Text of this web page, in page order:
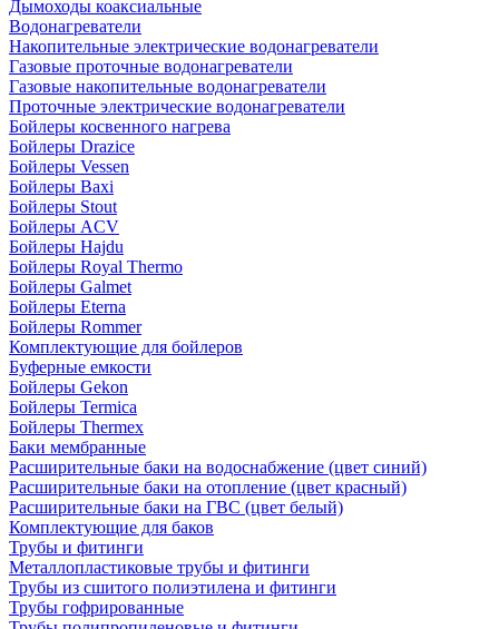
Дымоходы коаксиальные
Водонагреватели
Накопительные электрические водонагреватели
Газовые проточные водонагреватели
Газовые накопительные водонагреватели
Проточные электрические водонагреватели
Бойлеры косвенного нагрева
Бойлеры Drazice
Бойлеры Vessen
Бойлеры Baxi
Бойлеры Stout
Бойлеры ACV
Бойлеры Hajdu
Бойлеры Royal Thermo
Бойлеры Galmet
Бойлеры Eterna
Бойлеры Rommer
Комплектующие для бойлеров
Буферные емкости
Бойлеры Gekon
Бойлеры Termica
Бойлеры Thermex
Баки мембранные
Расширительные баки на водоснабжение (цвет синий)
Расширительные баки на отопление (цвет красный)
Расширительные баки на ГВС (цвет белый)
Комплектующие для баков
Трубы и фитинги
Металлопластиковые трубы и фитинги
Трубы из сшитого полиэтилена и фитинги
Трубы гофрированные